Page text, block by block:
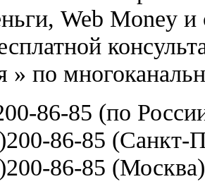
Web Money и
» по
86-85 (по
)200-86-85 (Санкт-
)200-86-85 (Москва)